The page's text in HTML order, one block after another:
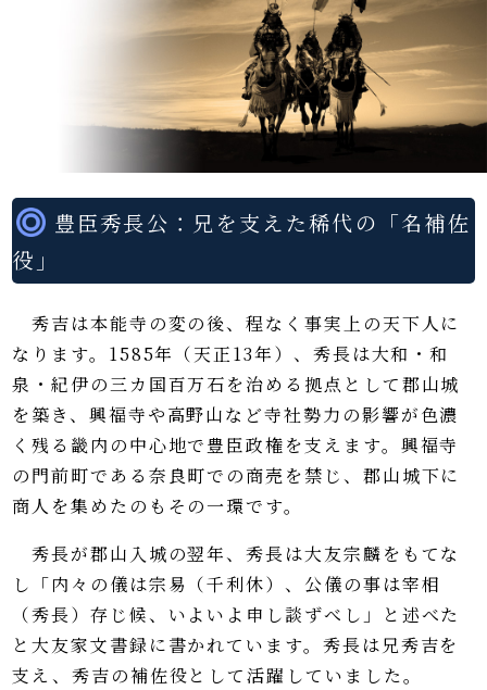
豊臣秀長公：兄を支えた稀代の「名補佐
役」
秀吉は本能寺の変の後、程なく事実上の天下人に
なります。1585年（天正13年）、秀長は大和・和
泉・紀伊の三カ国百万石を治める拠点として郡山城
を築き、興福寺や高野山など寺社勢力の影響が色濃
く残る畿内の中心地で豊臣政権を支えます。興福寺
の門前町である奈良町での商売を禁じ、郡山城下に
商人を集めたのもその一環です。
秀長が郡山入城の翌年、秀長は大友宗麟をもてな
し「内々の儀は宗易（千利休）、公儀の事は宰相
（秀長）存じ候、いよいよ申し談ずべし」と述べた
と大友家文書録に書かれています。秀長は兄秀吉を
支え、秀吉の補佐役として活躍していました。